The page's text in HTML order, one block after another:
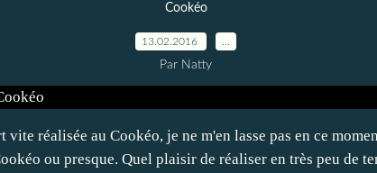
Cookéo
13.02.2016
Par Natty
vite réalisée au Cookéo, je ne m'en lasse pas en ce
ou presque. Quel plaisir de réaliser en très peu de